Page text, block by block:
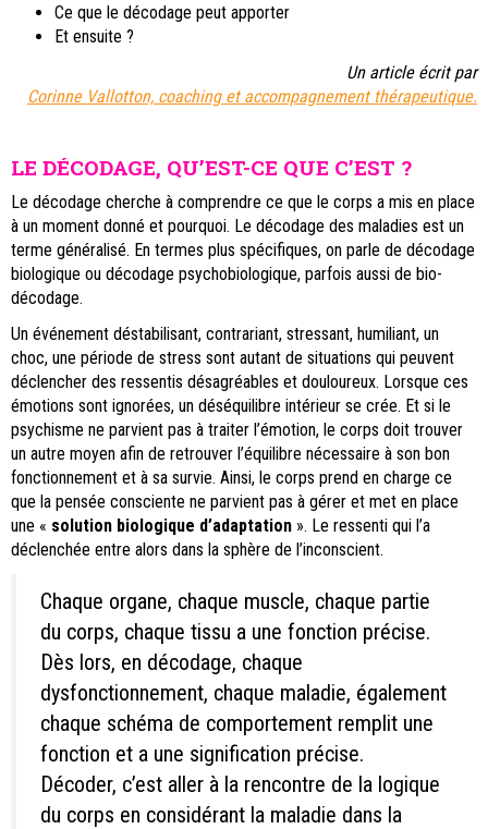
Ce que le décodage peut apporter
Et ensuite ?
Un article écrit par
Corinne Vallotton, coaching et accompagnement thérapeutique.
LE DÉCODAGE, QU’EST-CE QUE C’EST ?
Le décodage cherche à comprendre ce que le corps a mis en place
à un moment donné et pourquoi. Le décodage des maladies est un
terme généralisé. En termes plus spécifiques, on parle de décodage
biologique ou décodage psychobiologique, parfois aussi de bio-
décodage.
Un événement déstabilisant, contrariant, stressant, humiliant, un
choc, une période de stress sont autant de situations qui peuvent
déclencher des ressentis désagréables et douloureux. Lorsque ces
émotions sont ignorées, un déséquilibre intérieur se crée. Et si le
psychisme ne parvient pas à traiter l’émotion, le corps doit trouver
un autre moyen afin de retrouver l’équilibre nécessaire à son bon
fonctionnement et à sa survie. Ainsi, le corps prend en charge ce
que la pensée consciente ne parvient pas à gérer et met en place
une « solution biologique d’adaptation ». Le ressenti qui l’a
déclenchée entre alors dans la sphère de l’inconscient.
Chaque organe, chaque muscle, chaque partie
du corps, chaque tissu a une fonction précise.
Dès lors, en décodage, chaque
dysfonctionnement, chaque maladie, également
chaque schéma de comportement remplit une
fonction et a une signification précise.
Décoder, c’est aller à la rencontre de la logique
du corps en considérant la maladie dans la